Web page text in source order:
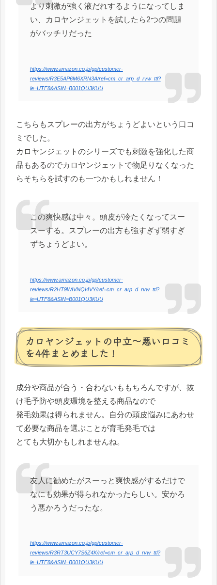
より刺激が強く液だれするようになってしま
い、カロヤンジェットを試したら2つの問題
がバッチリだった
https://www.amazon.co.jp/gp/customer-
reviews/R3E5AP6M6XRN3A/ref=cm_cr_arp_d_rvw_ttl?
ie=UTF8&ASIN=B001QU3KUU
こちらもスプレーの出方がちょうどよいという口コ
ミでした。
カロヤンジェットのシリーズでも刺激を強化した商
品もあるのでカロヤンジェットで物足りなくなった
らそちらを試すのも一つかもしれません！
この爽快感は中々。頭皮が冷たくなってスー
スーする。スプレーの出方も強すぎず弱すぎ
ずちょうどよい。
https://www.amazon.co.jp/gp/customer-
reviews/R2HT9WIVNQI4VY/ref=cm_cr_arp_d_rvw_ttl?
ie=UTF8&ASIN=B001QU3KUU
カロヤンジェットの中立～悪い口コミ
を4件まとめました！
成分や商品が合う・合わないももちろんですが、抜
け毛予防や頭皮環境を整える商品なので
発毛効果は得られません。自分の頭皮悩みにあわせ
て必要な商品を選ぶことが育毛発毛では
とても大切かもしれませんね。
友人に勧めたがスーっと爽快感がするだけで
なにも効果が得られなかったらしい。安かろ
う悪かろうだったな。
https://www.amazon.co.jp/gp/customer-
reviews/R3RT3UCY7S6Z4K/ref=cm_cr_arp_d_rvw_ttl?
ie=UTF8&ASIN=B001QU3KUU